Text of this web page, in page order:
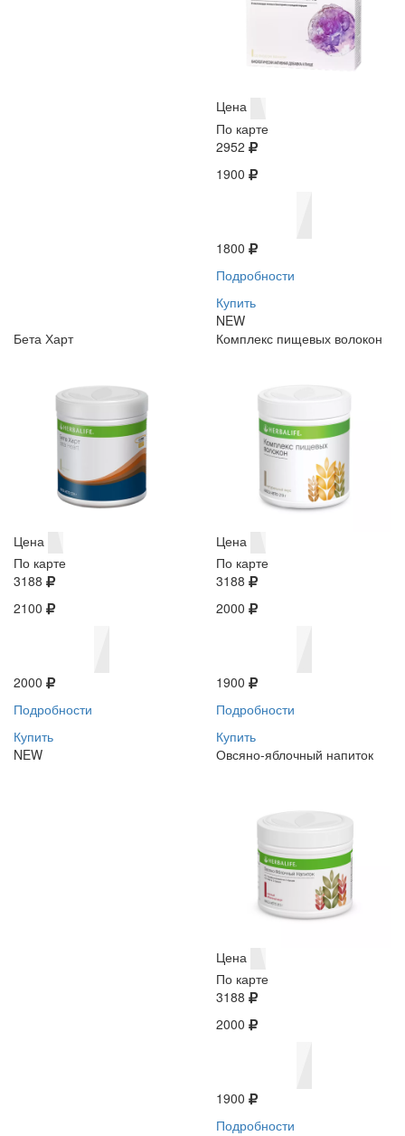
Цена
По карте
2952
1900
1800
Подробности
Купить
NEW
Бета Харт
Цена
По карте
3188
2100
2000
Подробности
Купить
NEW
Комплекс пищевых волокон
Цена
По карте
3188
2000
1900
Подробности
Купить
Овсяно-яблочный напиток
Цена
По карте
3188
2000
1900
Подробности